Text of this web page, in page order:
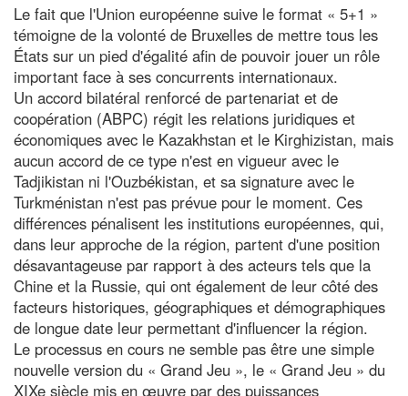
Le fait que l'Union européenne suive le format « 5+1 »
témoigne de la volonté de Bruxelles de mettre tous les
États sur un pied d'égalité afin de pouvoir jouer un rôle
important face à ses concurrents internationaux.
Un accord bilatéral renforcé de partenariat et de
coopération (ABPC) régit les relations juridiques et
économiques avec le Kazakhstan et le Kirghizistan, mais
aucun accord de ce type n'est en vigueur avec le
Tadjikistan ni l'Ouzbékistan, et sa signature avec le
Turkménistan n'est pas prévue pour le moment. Ces
différences pénalisent les institutions européennes, qui,
dans leur approche de la région, partent d'une position
désavantageuse par rapport à des acteurs tels que la
Chine et la Russie, qui ont également de leur côté des
facteurs historiques, géographiques et démographiques
de longue date leur permettant d'influencer la région.
Le processus en cours ne semble pas être une simple
nouvelle version du « Grand Jeu », le « Grand Jeu » du
XIXe siècle mis en œuvre par des puissances